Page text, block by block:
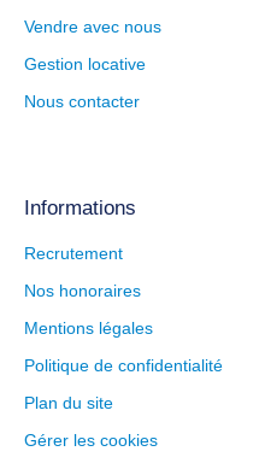
Vendre avec nous
Gestion locative
Nous contacter
Informations
Recrutement
Nos honoraires
Mentions légales
Politique de confidentialité
Plan du site
Gérer les cookies